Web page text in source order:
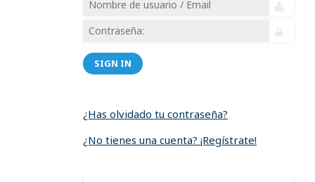
SIGN IN
¿Has olvidado tu contraseña?
¿No tienes una cuenta? ¡Regístrate!